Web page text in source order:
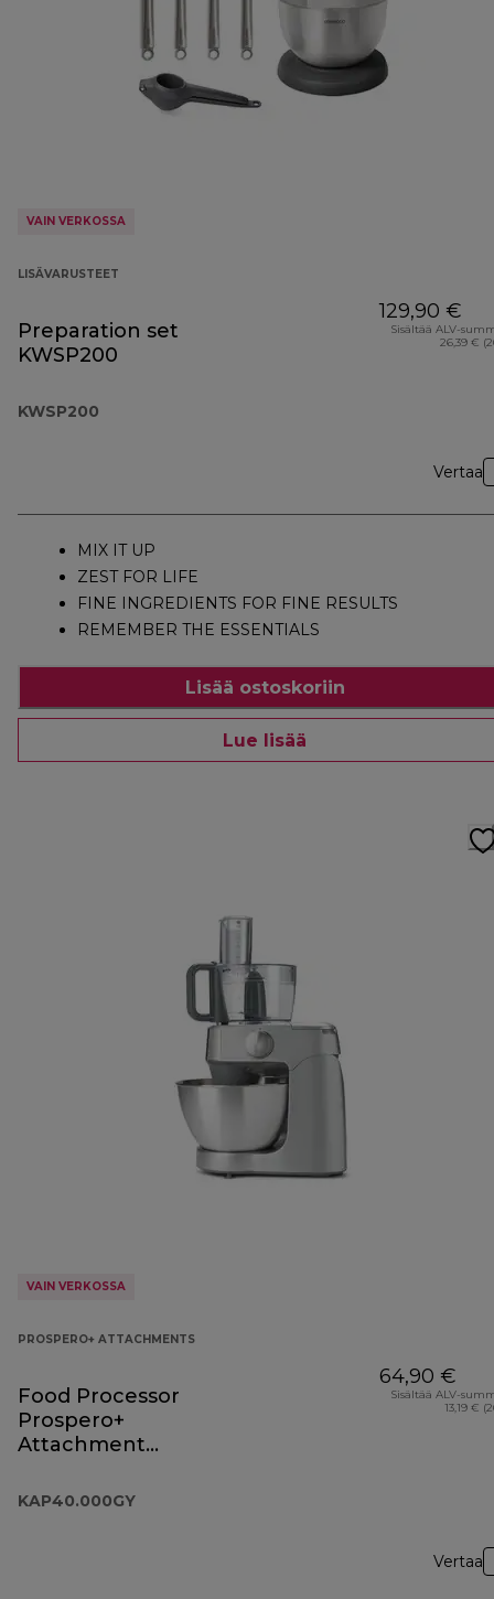
VAIN VERKOSSA
LISÄVARUSTEET
Preparation set
KWSP200
KWSP200
129,90 €
Sisältää ALV-
26,39 €
Vertaa
MIX IT UP
ZEST FOR LIFE
FINE INGREDIENTS FOR FINE RESULTS
REMEMBER THE ESSENTIALS
Lisää ostoskoriin
Lue lisää
VAIN VERKOSSA
PROSPERO+ ATTACHMENTS
Food Processor
Prospero+
Attachment
KAP40.000GY
64,90 €
Sisältää ALV-
13,19 €
Vertaa